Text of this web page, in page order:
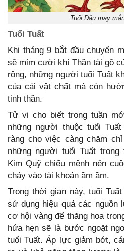
Tuổi Dậu may
Tuổi Tuất
Khi tháng 9 bắt đầu chuyển
sẽ mỉm cười khi Thần tài gõ
rộng, những người tuổi Tuất
của cải vật chất mà còn
tinh thần.
Tử vi cho biết trong tuần
những người thuộc tuổi
ràng cho việc càng chăm
những người tuổi Tuất
Kim Quỹ chiếu mệnh nên
chảy vào tài khoản ầm ầm.
Trong thời gian này, tuổi
sử dụng hiệu quả các nguồn
cơ hội vàng để thăng hoa
hứa hẹn sẽ là bước ngoặt
tuổi Tuất. Áp lực giảm bớt,